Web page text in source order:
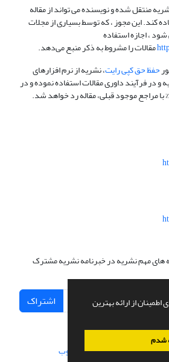
از ارائه بهترین
شدم
منتقل شده و نویسنده می تواند از مقاله
کند. این مجوز ، که توسط بسیاری از مجلات
، اجازه استفاده
مقالات را مشروط به ذکر منبع می‌دهد.
حفظ حق کپی رایت، نشریه از نرم افزارهای
و در فرآیند داوری مقالات استفاده نموده و در
های مهم نشریه در خبرنامه نشریه مشترک
اشتراک
طراحی و پیاده سازی از سیناوب